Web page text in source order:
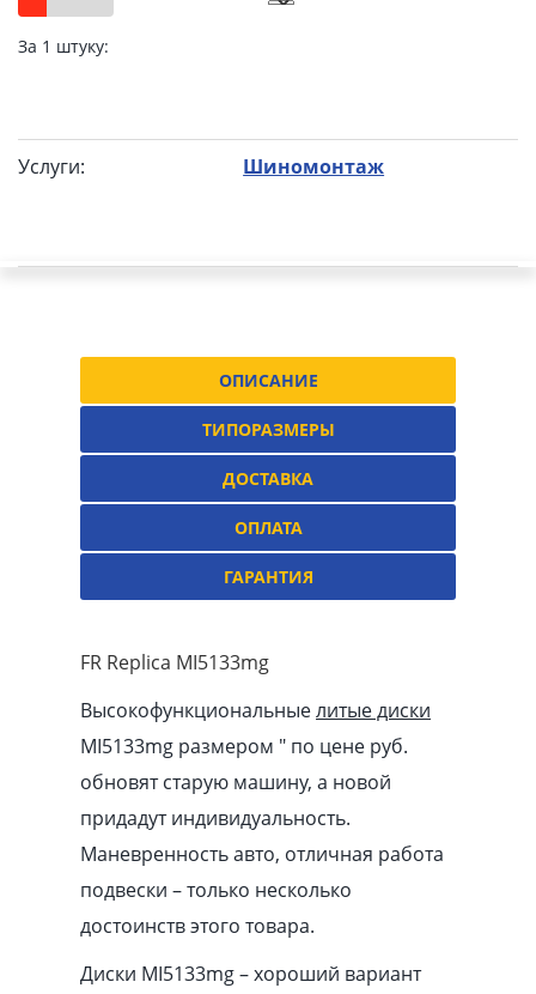
За 1 штуку:
Услуги: Шиномонтаж
ОПИСАНИЕ
ТИПОРАЗМЕРЫ
ДОСТАВКА
ОПЛАТА
ГАРАНТИЯ
FR Replica MI5133mg
Высокофункциональныелитые диски
MI5133mg размером ″ по цене руб.
обновят старую машину, а новой
придадут индивидуальность.
Маневренность авто, отличная работа
подвески – только несколько
достоинств этого товара.
Диски MI5133mg – хороший вариант